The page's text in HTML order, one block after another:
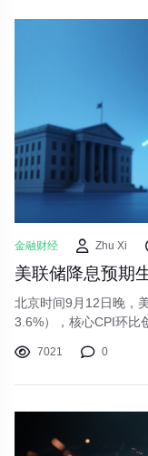
金融财经 Zhu Xi
北京时间9月12日晚，
3.6%），核心CPI环比
2.3%，美股三大股指集
7021 0